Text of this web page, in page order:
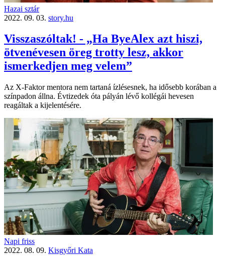
Hazai sztár
2022. 09. 03. story.hu
Visszaszóltak! - „Ha ByeAlex azt hiszi,
ötvenévesen öreg trotty lesz, akkor
ismerkedjen meg velem”
Az X-Faktor mentora nem tartaná ízlésesnek, ha idősebb korában a
színpadon állna. Évtizedek óta pályán lévő kollégái hevesen
reagáltak a kijelentésére.
Napi friss
2022. 08. 09. Kisgyőri Kata